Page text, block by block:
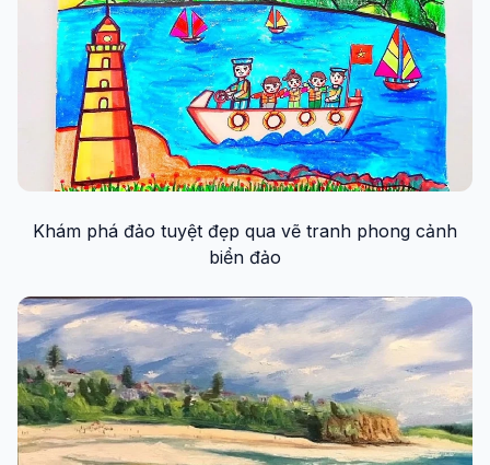
Khám phá đảo tuyệt đẹp qua vẽ tranh phong cảnh
biển đảo